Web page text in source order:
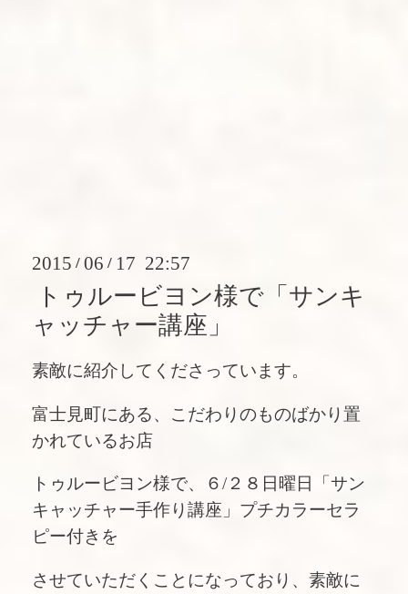
2015 / 06 / 17 22:57
トゥルービヨン様で「サンキ
ャッチャー講座」
素敵に紹介してくださっています。
富士見町にある、こだわりのものばかり置
かれているお店
トゥルービヨン様で、６/２８日曜日「サン
キャッチャー手作り講座」プチカラーセラ
ピー付きを
させていただくことになっており、素敵に